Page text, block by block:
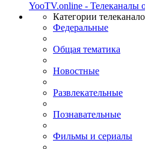
YooTV.online - Телеканалы
Категории
Федеральные
Общая тематика
Новостные
Развлекательные
Познавательные
Фильмы и сериалы